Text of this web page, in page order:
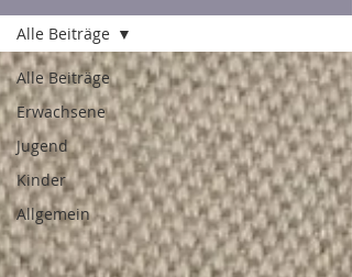
Alle Beiträge
Erwachsene
Jugend
Kinder
Allgemein
Alle Beiträge